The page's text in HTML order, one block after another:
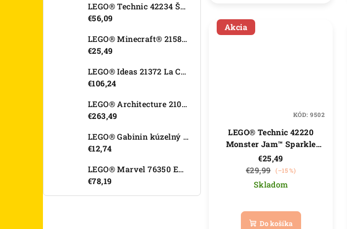
LEGO® Technic 42234 Športové auto Dodge Viper GTS-R
€56,09
LEGO® Minecraft® 21582 Kurací džokej
€25,49
LEGO® Ideas 21372 La Catrina
€106,24
LEGO® Architecture 21067 Tower Bridge
€263,49
LEGO® Gabinin kúzelný domček 11212 Záhradný domček Víly mačičky
€12,74
LEGO® Marvel 76350 Epický súboj: Spider-Man vs. Hulk
€78,19
Akcia
LEGO® Technic 42220
Monster Jam™ Sparkle
Smash™ s naťahovacím
motorom
€25,49
€29,99
(–15 %)
Skladom
hodnotenie
produktu
Do košíka
KÓD:9502